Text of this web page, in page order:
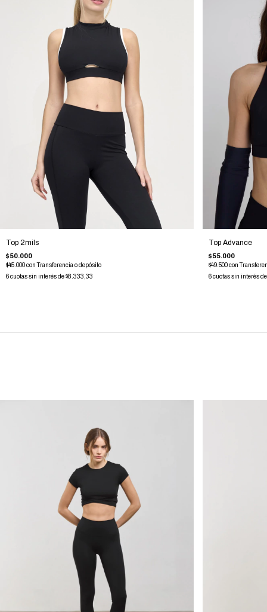
Top 2mils
$50.000
$45.000con
Transferencia o depósito
6cuotas sin interés de$8.333,33
Top Advance
$55.000
$49.500con
6 cuotas sin interés